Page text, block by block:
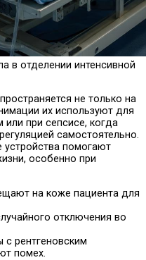
в отделении интенсивной
не только на
их используют для
при сепсисе, когда
самостоятельно.
помогают
особенно при
на коже пациента для
отключения во
рентгеновским
помех.